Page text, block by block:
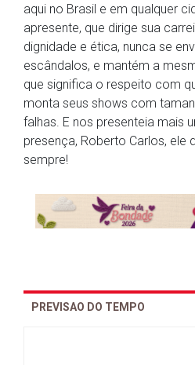
aqui no Brasil e em qualquer
apresente, que dirige sua
dignidade e ética, nunca se
escândalos, e mantém a
que significa o respeito com
monta seus shows com
falhas. E nos presenteia mais
presença, Roberto Carlos, ele
sempre!
PREVISAO DO TEMPO